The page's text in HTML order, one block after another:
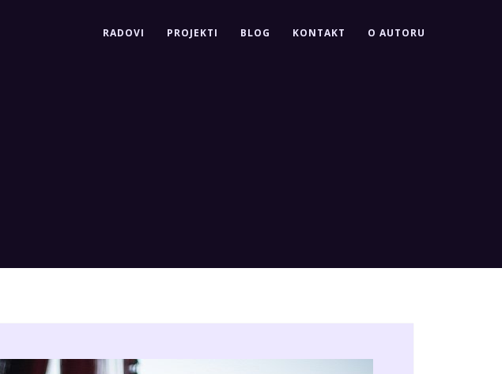
RADOVI PROJEKTI BLOG KONTAKT O AUTORU